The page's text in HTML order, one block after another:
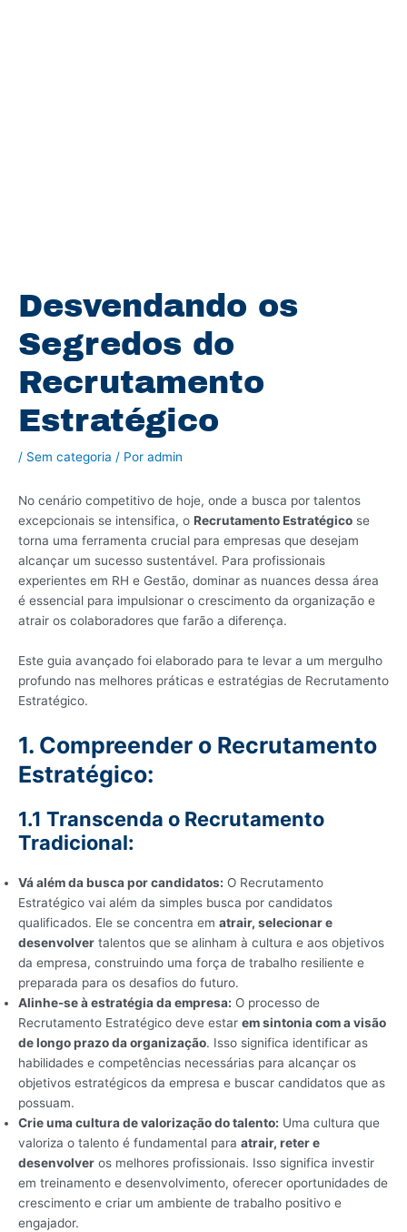
Desvendando os
Segredos do
Recrutamento
Estratégico
/ Sem categoria / Por admin
No cenário competitivo de hoje, onde a busca por talentos
excepcionais se intensifica, o Recrutamento Estratégico se
torna uma ferramenta crucial para empresas que desejam
alcançar um sucesso sustentável. Para profissionais
experientes em RH e Gestão, dominar as nuances dessa área
é essencial para impulsionar o crescimento da organização e
atrair os colaboradores que farão a diferença.
Este guia avançado foi elaborado para te levar a um mergulho
profundo nas melhores práticas e estratégias de Recrutamento
Estratégico.
1. Compreender o Recrutamento
Estratégico:
1.1 Transcenda o Recrutamento
Tradicional:
Vá além da busca por candidatos: O Recrutamento
Estratégico vai além da simples busca por candidatos
qualificados. Ele se concentra em atrair, selecionar e
desenvolver talentos que se alinham à cultura e aos objetivos
da empresa, construindo uma força de trabalho resiliente e
preparada para os desafios do futuro.
Alinhe-se à estratégia da empresa: O processo de
Recrutamento Estratégico deve estar em sintonia com a visão
de longo prazo da organização. Isso significa identificar as
habilidades e competências necessárias para alcançar os
objetivos estratégicos da empresa e buscar candidatos que as
possuam.
Crie uma cultura de valorização do talento: Uma cultura que
valoriza o talento é fundamental para atrair, reter e
desenvolver os melhores profissionais. Isso significa investir
em treinamento e desenvolvimento, oferecer oportunidades de
crescimento e criar um ambiente de trabalho positivo e
engajador.